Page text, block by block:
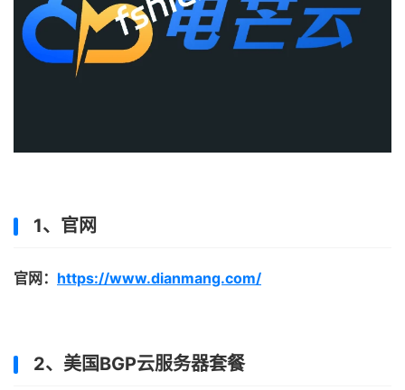
1、官网
官网： https://www.dianmang.com/
2、美国BGP云服务器套餐